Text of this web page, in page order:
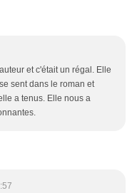
et c'était un régal. Elle
sent dans le roman et
a tenus. Elle nous a